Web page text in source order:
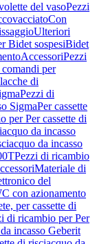
del vasoPezzi
Con
Ulteriori
Bidet sospesiBidet
AccessoriPezzi
per
di
Pezzi di
SigmaPer cassette
per Per cassette di
da incasso
da incasso
Pezzi di ricambio
Materiale di
del
con azionamento
per cassette di
di ricambio per Per
incasso Geberit